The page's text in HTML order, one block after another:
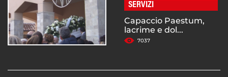
SERVIZI
Capaccio Paestum,
lacrime e dol...
7037